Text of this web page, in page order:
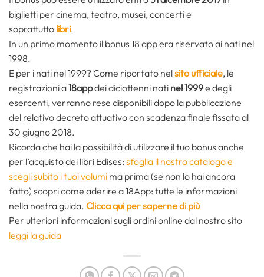
biglietti per cinema, teatro, musei, concerti e
soprattutto libri.
In un primo momento il bonus 18 app era riservato ai nati nel
1998.
E per i nati nel 1999? Come riportato nelsito ufficiale, le
registrazioni a18appdei diciottenni nati nel 1999e degli
esercenti, verranno rese disponibili dopo la pubblicazione
del relativo decreto attuativo con scadenza finale fissata al
30 giugno 2018.
Ricorda che hai la possibilità di utilizzare il tuo bonus anche
per l’acquisto dei libri Edises: sfoglia il nostro catalogo e
scegli subito i tuoi volumi ma prima (se non lo hai ancora
fatto) scopri come aderire a 18App: tutte le informazioni
nella nostra guida. Clicca qui per saperne di più
Per ulteriori informazioni sugli ordini online dal nostro sito
leggi la guida